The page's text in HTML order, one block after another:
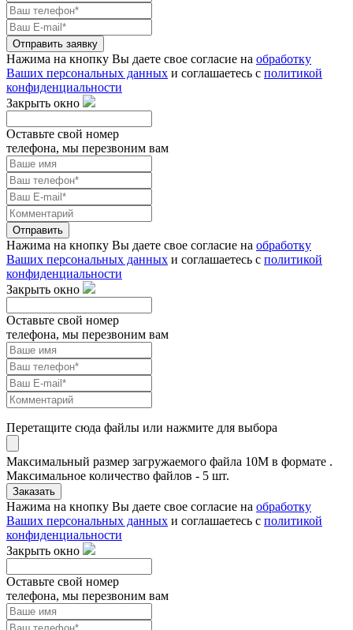
Отправить заявку
Нажима на кнопку Вы даете свое согласие на обработку
Ваших персональных данных и соглашаетесь с политикой
конфиденциальности
Закрыть окно
Оставьте свой номер
телефона, мы перезвоним вам
Отправить
Нажима на кнопку Вы даете свое согласие на обработку
Ваших персональных данных и соглашаетесь с политикой
конфиденциальности
Закрыть окно
Оставьте свой номер
телефона, мы перезвоним вам
Перетащите сюда файлы или нажмите для выбора
Максимальный размер загружаемого файла 10M в формате .
Максимальное количество файлов - 5 шт.
Заказать
Нажима на кнопку Вы даете свое согласие на обработку
Ваших персональных данных и соглашаетесь с политикой
конфиденциальности
Закрыть окно
Оставьте свой номер
телефона, мы перезвоним вам